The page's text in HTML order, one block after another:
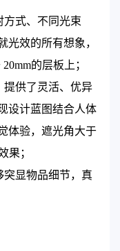
方式、不同光束
光效的所有想象，
的层板上；
提供了灵活、优异
设计蓝图结合人体
体验，遮光角大于
果；
突显物品细节，真